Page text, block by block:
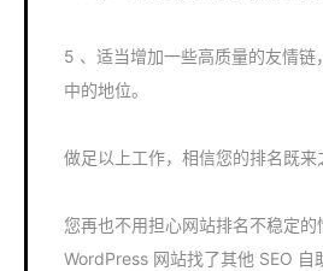
5 、适当增加一些高质量的友情链
中的地位。
做足以上工作，相信您的排名既来
您再也不用担心网站排名不稳定的
WordPress 网站找了其他 SEO 自